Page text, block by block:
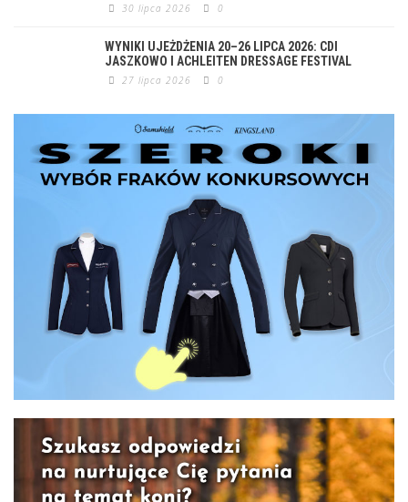
30 lipca 2026 0
WYNIKI UJEŻDŻENIA 20–26 LIPCA 2026: CDI
JASZKOWO I ACHLEITEN DRESSAGE FESTIVAL
27 lipca 2026 0